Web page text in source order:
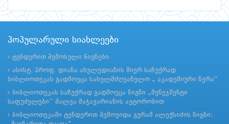
პოპულარული სიახლეები
ტენდერით შემოსული წიგნები.
ასისტ. პროფ. დიანა ახვლედიანის მიერ საჩუქრად
ბიბლიოთეკას გადმოეცა სახელმძღვანელო „ აკადემიური წერა“
ბიბლიოთეკას საჩუქრად გადმოეცა წიგნი „მენეჯმენტი
საფუძვლები’’ შალვა მაჭავარიანის ავტორობით
ბიბლიოთეკაში ტენდერით შემოვიდა გურამ ალექსიძის წიგნი: